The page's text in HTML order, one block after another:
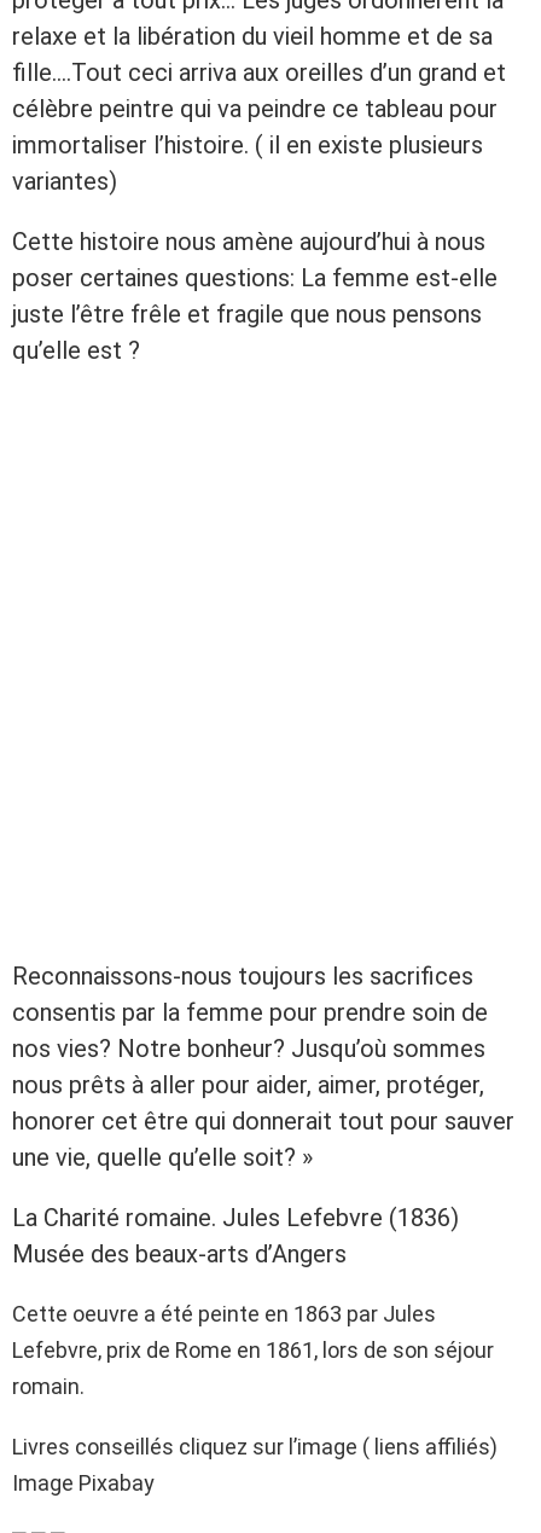
relaxe et la libération du vieil homme et de sa
fille….Tout ceci arriva aux oreilles d’un grand et
célèbre peintre qui va peindre ce tableau pour
immortaliser l’histoire. ( il en existe plusieurs
variantes)
Cette histoire nous amène aujourd’hui à nous
poser certaines questions: La femme est-elle
juste l’être frêle et fragile que nous pensons
qu’elle est ?
Reconnaissons-nous toujours les sacrifices
consentis par la femme pour prendre soin de
nos vies? Notre bonheur? Jusqu’où sommes
nous prêts à aller pour aider, aimer, protéger,
honorer cet être qui donnerait tout pour sauver
une vie, quelle qu’elle soit? »
La Charité romaine. Jules Lefebvre (1836)
Musée des beaux-arts d’Angers
Cette oeuvre a été peinte en 1863 par Jules
Lefebvre, prix de Rome en 1861, lors de son séjour
romain.
Livres conseillés cliquez sur l’image ( liens affiliés)
Image Pixabay